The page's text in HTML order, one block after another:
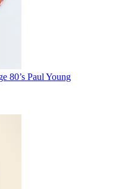
80’s Paul Young